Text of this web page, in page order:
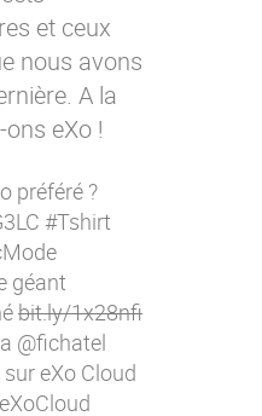
eXo
et ceux
nous avons
A la
eXo !
préféré ?
#Tshirt
géant
bit.ly/1x28nfi
@fichatel
eXo Cloud